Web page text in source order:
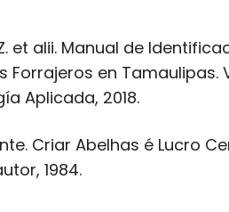
et alii. Manual de
Forrajeros en Tamaulipas.
Aplicada, 2018.
Criar Abelhas é Lucro
1984.